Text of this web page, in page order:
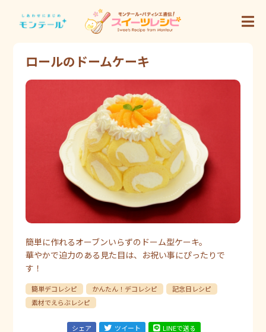
ロールのドームケーキ
簡単に作れるオーブンいらずのドーム型ケーキ。
華やかで迫力のある見た目は、お祝い事にぴったりで
す！
簡単デコレシピ かんたん！デコレシピ
記念日レシピ
素材でえらぶレシピ
シェア ツイート LINEで送る